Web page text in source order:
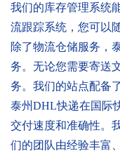
我们的库存管理系统
流跟踪系统，您可以
除了物流仓储服务，
务。无论您需要寄送
务。我们的站点配备
泰州DHL快递在国际
交付速度和准确性。
们的团队由经验丰富